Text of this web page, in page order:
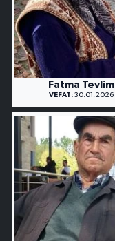
Fatma Tevlim
VEFAT: 30.01.2026